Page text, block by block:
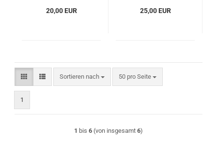
20,00 EUR 25,00 EUR
Sortieren nach
Sortieren nach 50 pro Seite
pro Seite
1
1 bis 6 (von insgesamt 6)